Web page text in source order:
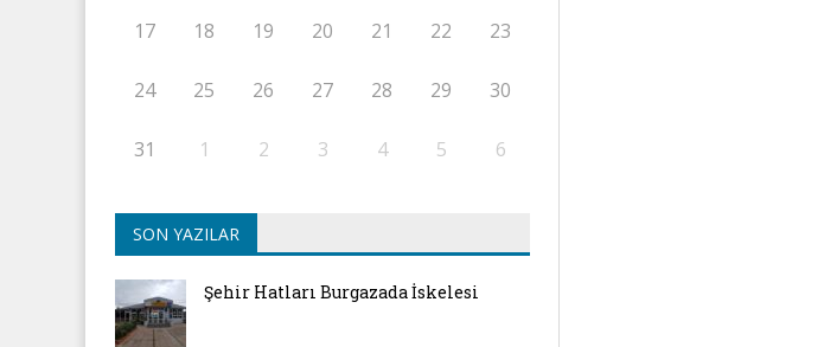
17 18 19 20 21 22 23
24 25 26 27 28 29 30
31 1 2 3 4 5 6
SON YAZILAR
Şehir Hatları Burgazada İskelesi